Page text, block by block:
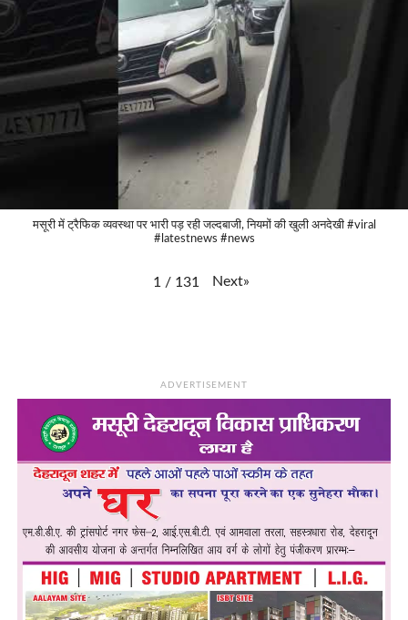
मसूरी में ट्रैफिक व्यवस्था पर भारी पड़ रही जल्दबाजी, नियमों की खुली अनदेखी #viral
#latestnews #news
1 / 131 Next»
ADVERTISEMENT